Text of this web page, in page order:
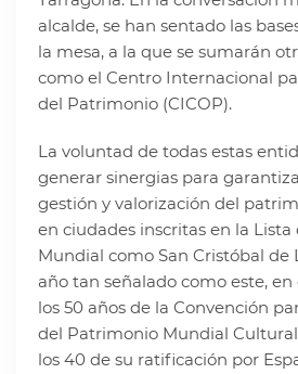
alcalde, se han sentado las
la mesa, a la que se sumarán
como el Centro Internacional
del Patrimonio (CICOP).
La voluntad de todas estas
generar sinergias para
gestión y valorización del
en ciudades inscritas en la
Mundial como San Cristóbal de
año tan señalado como este,
los 50 años de la Convención
del Patrimonio Mundial Cultural
los 40 de su ratificación por